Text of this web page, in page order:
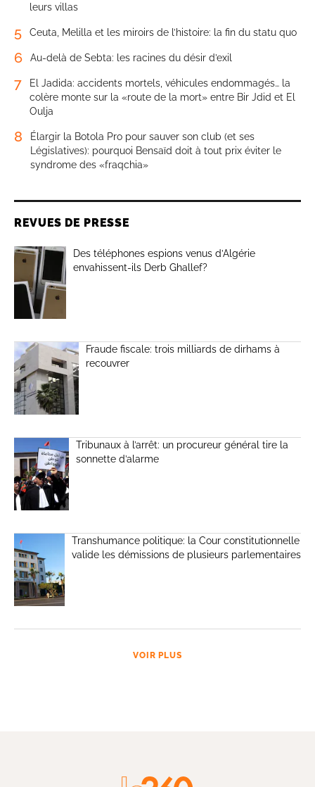
leurs villas
5 Ceuta, Melilla et les miroirs de l’histoire: la fin du statu quo
6 Au-delà de Sebta: les racines du désir d’exil
7
El Jadida: accidents mortels, véhicules endommagés… la
colère monte sur la «route de la mort» entre Bir Jdid et El
Oulja
8
Élargir la Botola Pro pour sauver son club (et ses
Législatives): pourquoi Bensaïd doit à tout prix éviter le
syndrome des «fraqchia»
REVUES DE PRESSE
Des téléphones espions venus d’Algérie
envahissent-ils Derb Ghallef?
Fraude fiscale: trois milliards de dirhams à
recouvrer
Tribunaux à l’arrêt: un procureur général tire la
sonnette d’alarme
Transhumance politique: la Cour constitutionnelle
valide les démissions de plusieurs parlementaires
VOIR PLUS